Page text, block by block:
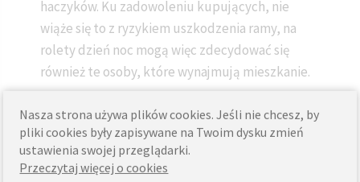
haczyków. Ku zadowoleniu kupujących, nie
wiąże się to z ryzykiem uszkodzenia ramy, na
rolety dzień noc mogą więc zdecydować się
również te osoby, które wynajmują mieszkanie.
Prawdziwym hitem są jednak dziśrolety
kasetowe dzień noc. To właśnie one są
opisywane jako najwygodniejsze, choć należy
liczyć się również z tym, że trudno mówić o nich
Nasza strona używa plików cookies. Jeśli nie chcesz, by
pliki cookies były zapisywane na Twoim dysku zmień
ustawienia swojej przeglądarki.
Przeczytaj więcej o cookies